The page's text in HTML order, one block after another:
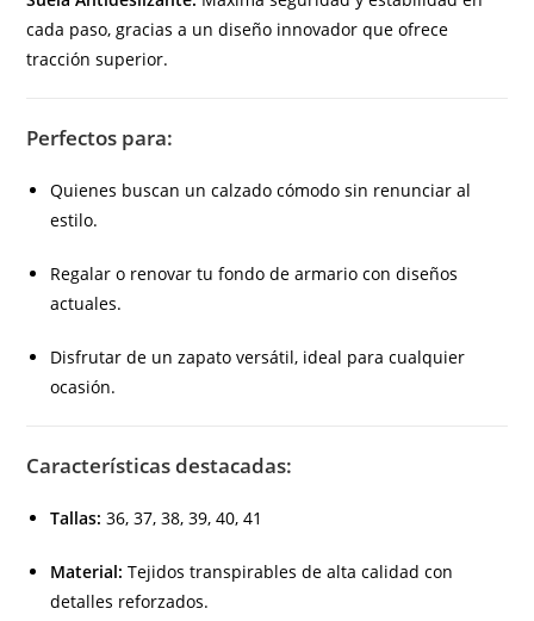
cada paso, gracias a un diseño innovador que ofrece
tracción superior.
Perfectos para:
Quienes buscan un calzado cómodo sin renunciar al
estilo.
Regalar o renovar tu fondo de armario con diseños
actuales.
Disfrutar de un zapato versátil, ideal para cualquier
ocasión.
Características destacadas:
Tallas: 36, 37, 38, 39, 40, 41
Material: Tejidos transpirables de alta calidad con
detalles reforzados.